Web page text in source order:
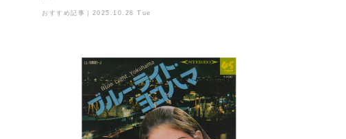
おすすめ記事｜ 2025.10.28 Tue